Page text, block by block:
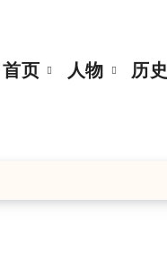
首页 人物 历史